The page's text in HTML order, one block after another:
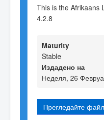
This is the Afrikaans
4.2.8
Maturity
Stable
Издадено на
Неделя, 26
Прегледайте